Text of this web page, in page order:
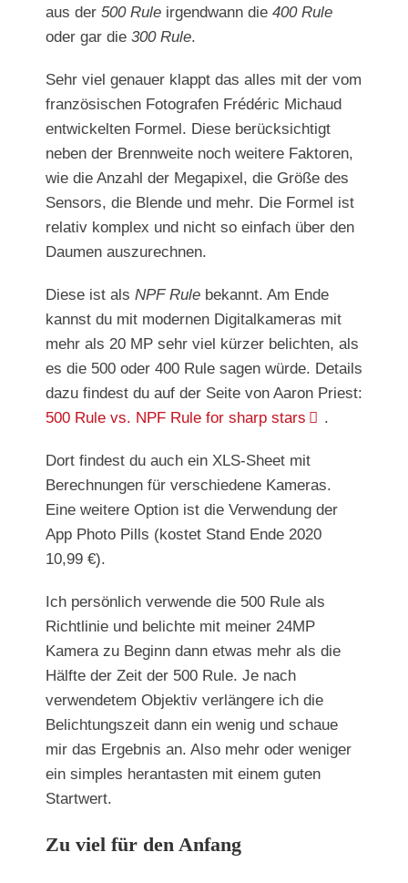
aus der 500 Rule irgendwann die 400 Rule
oder gar die 300 Rule.
Sehr viel genauer klappt das alles mit der vom
französischen Fotografen Frédéric Michaud
entwickelten Formel. Diese berücksichtigt
neben der Brennweite noch weitere Faktoren,
wie die Anzahl der Megapixel, die Größe des
Sensors, die Blende und mehr. Die Formel ist
relativ komplex und nicht so einfach über den
Daumen auszurechnen.
Diese ist als NPF Rule bekannt. Am Ende
kannst du mit modernen Digitalkameras mit
mehr als 20 MP sehr viel kürzer belichten, als
es die 500 oder 400 Rule sagen würde. Details
dazu findest du auf der Seite von Aaron Priest:
500 Rule vs. NPF Rule for sharp stars
.
Dort findest du auch ein XLS-Sheet mit
Berechnungen für verschiedene Kameras.
Eine weitere Option ist die Verwendung der
App Photo Pills (kostet Stand Ende 2020
10,99 €).
Ich persönlich verwende die 500 Rule als
Richtlinie und belichte mit meiner 24MP
Kamera zu Beginn dann etwas mehr als die
Hälfte der Zeit der 500 Rule. Je nach
verwendetem Objektiv verlängere ich die
Belichtungszeit dann ein wenig und schaue
mir das Ergebnis an. Also mehr oder weniger
ein simples herantasten mit einem guten
Startwert.
Zu viel für den Anfang